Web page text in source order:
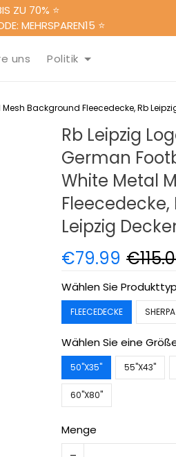
ZU 70% ⭐
MEHRSPAREN15 ⭐
uns Politik
Background Fleecedecke, Rb
Rb Leipzig
German
White Metal
Fleecedecke,
Leipzig
€79.99
Wählen Sie
FLEECEDECKE
Wählen Sie eine
50''X35'' 55''X43''
60''X80''
Menge